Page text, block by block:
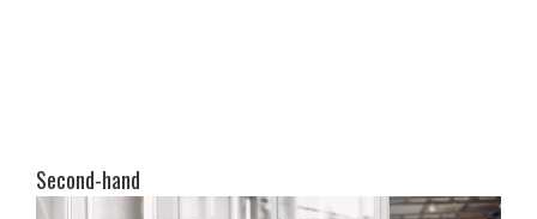
Second-hand